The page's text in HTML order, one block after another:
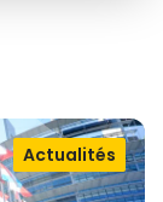
Actualités